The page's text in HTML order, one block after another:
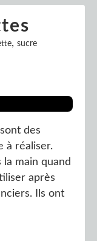
, sucre
des
à réaliser.
main quand
après
Ils ont